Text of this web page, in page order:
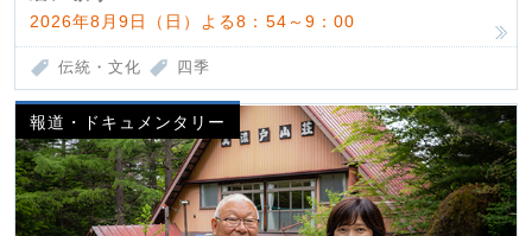
2026年8月9日（日）よる8：54～9：00
伝統・文化 四季
報道・ドキュメンタリー